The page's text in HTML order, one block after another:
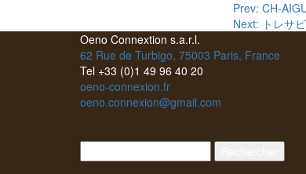
de
l’article
Prev: CH-
Next: トレサ
Oeno Connextion s.a.r.l.
62 Rue de Turbigo, 75003 Paris, France
Tel +33 (0)1 49 96 40 20
oeno-connexion.fr
oeno.connexion@gmail.com